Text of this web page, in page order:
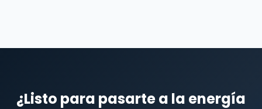
¿Listo para pasarte a la energía